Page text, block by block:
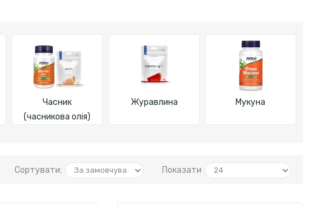
Часник
(часникова олія)
Журавлина Мукуна
Сортувати: Показати